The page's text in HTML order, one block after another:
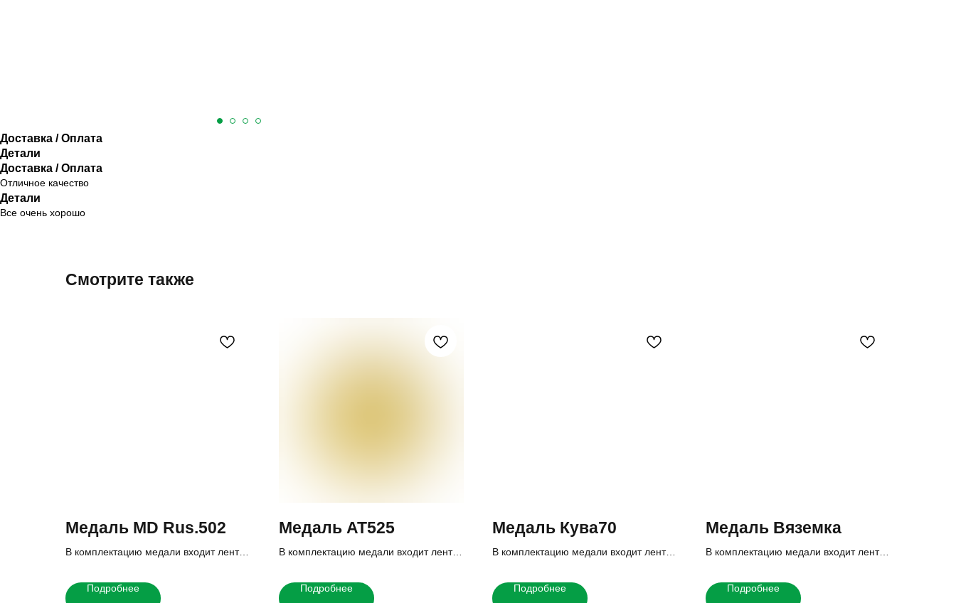
Доставка / Оплата
Детали
Доставка / Оплата
Отличное качество
Детали
Все очень хорошо
Смотрите также
Медаль MD Rus.502
В комплектацию медали входит лента,
Итоговую стоимость Вы можете узнать
у наших менеджеров.
Подробнее
Медаль AT525
В комплектацию медали входит лента,
Итоговую стоимость Вы можете узнать
у наших менеджеров.
Подробнее
Медаль Кува70
В комплектацию медали входит лента,
Итоговую стоимость Вы можете узнать
у наших менеджеров.
Подробнее
Медаль Вяземка
В комплектацию медали входит лента,
Итоговую стоимость Вы можете узнать
у наших менеджеров.
Подробнее